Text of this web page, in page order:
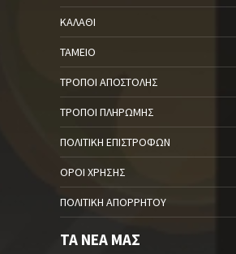
ΚΑΛΆΘΙ
ΤΑΜΕΊΟ
ΤΡΌΠΟΙ ΑΠΟΣΤΟΛΉΣ
ΤΡΌΠΟΙ ΠΛΗΡΩΜΉΣ
ΠΟΛΙΤΙΚΉ ΕΠΙΣΤΡΟΦΏΝ
ΌΡΟΙ ΧΡΉΣΗΣ
ΠΟΛΙΤΙΚΉ ΑΠΟΡΡΉΤΟΥ
ΤΑ ΝΈΑ ΜΑΣ